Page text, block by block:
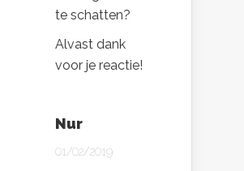
te schatten?
Alvast dank
voor je reactie!
Nur
01/02/2019